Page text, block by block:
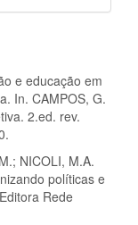
e educação em
In. CAMPOS, G.
2.ed. rev.
NICOLI, M.A.
políticas e
Rede